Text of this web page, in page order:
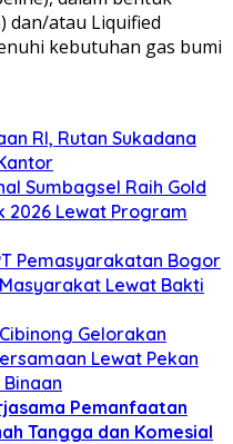
dan/atau Liquified
kebutuhan gas bumi
RI, Rutan Sukadana
Sumbagsel Raih Gold
2026 Lewat Program
Pemasyarakatan Bogor
Lewat Bakti
Gelorakan
Lewat Pekan
Pemanfaatan
Tangga dan Komesial